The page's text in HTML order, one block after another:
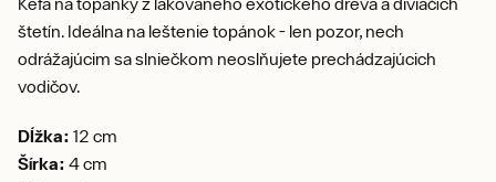
štetín. Ideálna na leštenie topánok - len pozor, nech
odrážajúcim sa slniečkom neoslňujete prechádzajúcich
vodičov.
Dĺžka: 12 cm
Šírka: 4 cm